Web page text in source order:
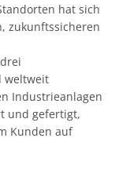
hat sich
zukunftssicheren
weltweit
Industrieanlagen
und gefertigt,
Kunden auf